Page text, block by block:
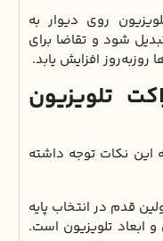
روی دیوار به
شود و تقاضا برای
افزایش یابد.
تلویزیون
این نکات توجه داشته
قدم در انتخاب پایه
ابعاد تلویزیون است.